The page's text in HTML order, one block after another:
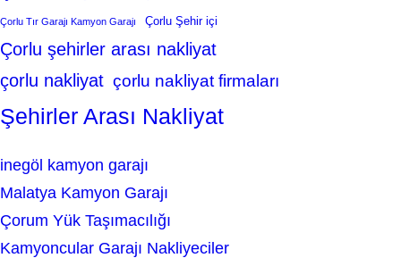
Çorlu Tır Garajı Kamyon Garajı Çorlu Şehir içi
Çorlu şehirler arası nakliyat
çorlu nakliyat çorlu nakliyat firmaları
Şehirler Arası Nakliyat
inegöl kamyon garajı
Malatya Kamyon Garajı
Çorum Yük Taşımacılığı
Kamyoncular Garajı Nakliyeciler